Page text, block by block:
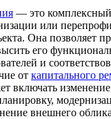
— это
или
Она позволяет
его
и
от капитального
включать
внешнего